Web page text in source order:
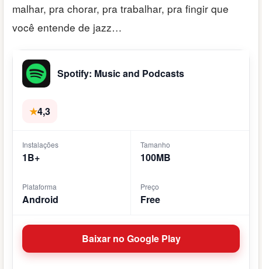
malhar, pra chorar, pra trabalhar, pra fingir que
você entende de jazz…
Spotify: Music and Podcasts
★4,3
Instalações
1B+
Tamanho
100MB
Plataforma
Android
Preço
Free
Baixar no Google Play